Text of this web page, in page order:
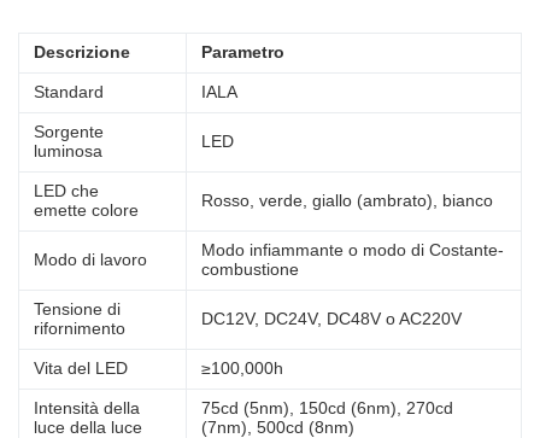
Descrizione Parametro
Standard IALA
Sorgente
luminosa
LED
LED che
emette colore
Rosso, verde, giallo (ambrato), bianco
Modo di lavoro
Modo infiammante o modo di Costante-
combustione
Tensione di
rifornimento
DC12V, DC24V, DC48V o AC220V
Vita del LED ≥100,000h
Intensità della
luce della luce
75cd (5nm), 150cd (6nm), 270cd
(7nm), 500cd (8nm)